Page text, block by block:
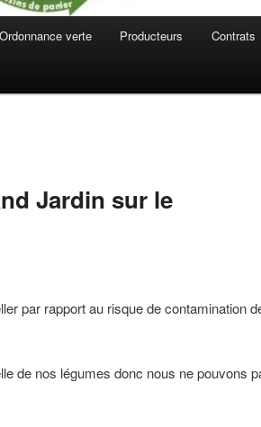
Ordonnance verte Producteurs Contrats
Jardin sur le
par rapport au risque de contamination
de nos légumes donc nous ne pouvons